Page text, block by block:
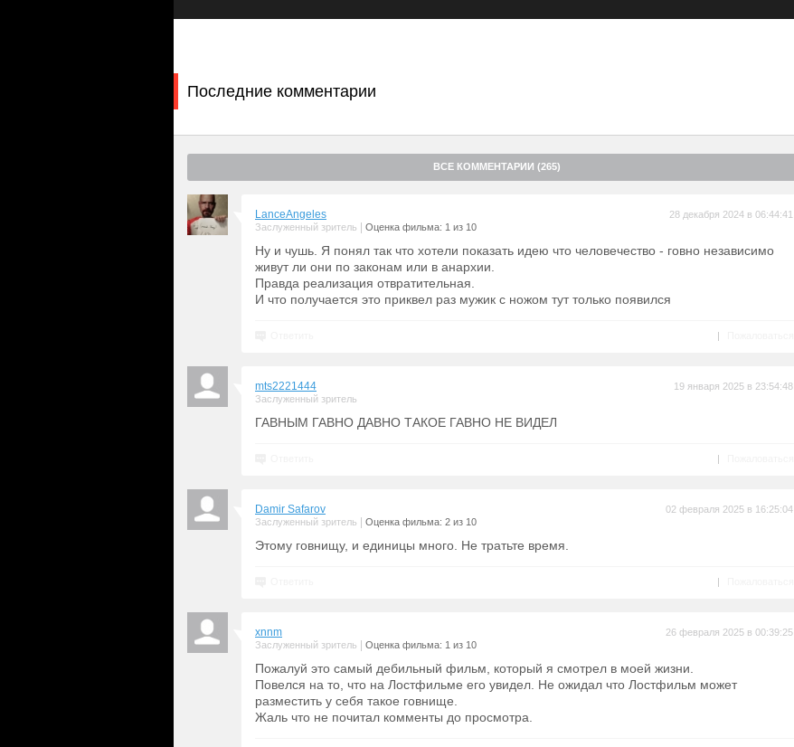
мириться ни с ее правилами, ни с законами помазанников. У нее есть план побега, но она не первая,
Земле…
Последние комментарии
ВСЕ КОММЕНТАРИИ (265)
LanceAngeles
Заслуженный зритель Оценка фильма: 1 из 10
28 декабря 2024 в 06:44:41
Ну и чушь. Я понял так что хотели показать идею что человечество - говно независимо
живут ли они по законам или в анархии.
Правда реализация отвратительная.
И что получается это приквел раз мужик с ножом тут только появился
|
mts2221444
Заслуженный зритель
19 января 2025 в 23:54:48
ГАВНЫМ ГАВНО ДАВНО ТАКОЕ ГАВНО НЕ ВИДЕЛ
|
Damir Safarov
Заслуженный зритель Оценка фильма: 2 из 10
02 февраля 2025 в 16:25:04
Этому говнищу, и единицы много. Не тратьте время.
|
xnnm
Заслуженный зритель Оценка фильма: 1 из 10
26 февраля 2025 в 00:39:25
Пожалуй это самый дебильный фильм, который я смотрел в моей жизни.
Повелся на то, что на Лостфильме его увидел. Не ожидал что Лостфильм может
разместить у себя такое говнище.
Жаль что не почитал комменты до просмотра.